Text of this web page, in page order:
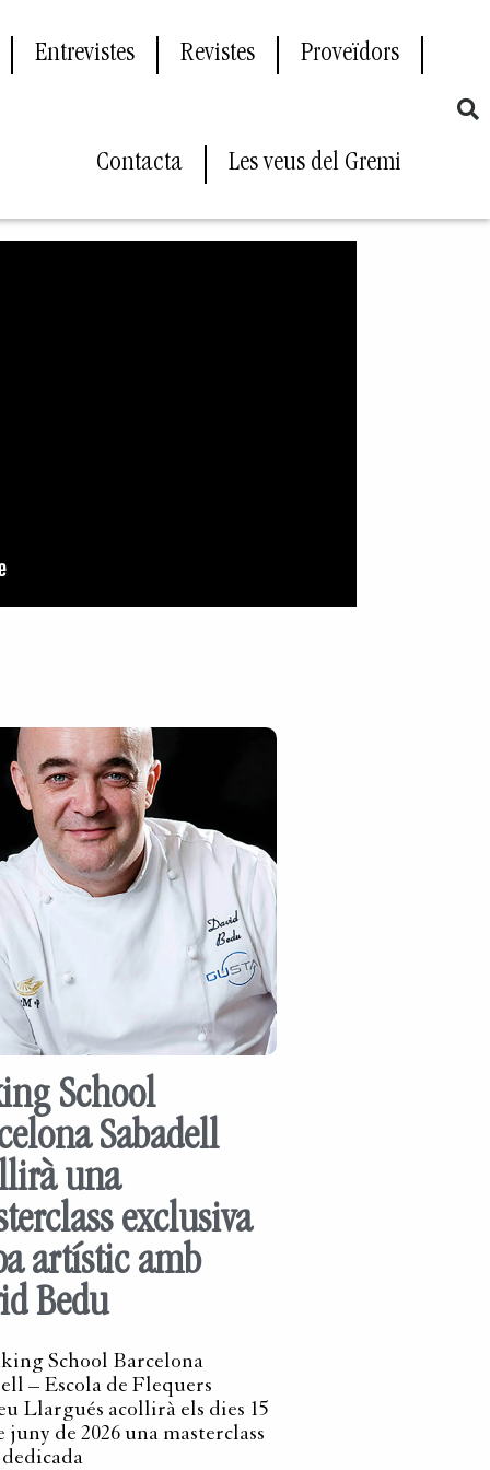
Entrevistes Revistes Proveïdors
Contacta Les veus del Gremi
School
Sabadell
una
exclusiva
artístic amb
Bedu
School Barcelona
– Escola de Flequers
Llargués acollirà els dies 15
juny de 2026 una masterclass